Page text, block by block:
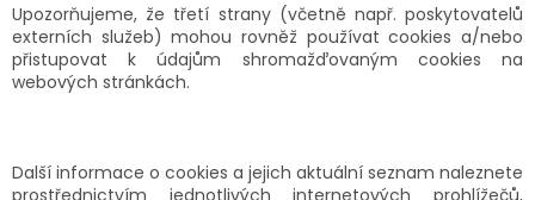
Upozorňujeme, že třetí strany (včetně např. poskytovatelů
externích služeb) mohou rovněž používat cookies a/nebo
přistupovat k údajům shromažďovaným cookies na
webových stránkách.
Další informace o cookies a jejich aktuální seznam naleznete
prostřednictvím jednotlivých internetových prohlížečů,